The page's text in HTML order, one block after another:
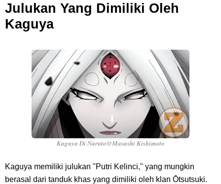
Julukan Yang Dimiliki Oleh
Kaguya
Kaguya Di Naruto@Masashi Kishimoto
Kaguya memiliki julukan "Putri Kelinci," yang mungkin
berasal dari tanduk khas yang dimiliki oleh klan Ōtsutsuki.